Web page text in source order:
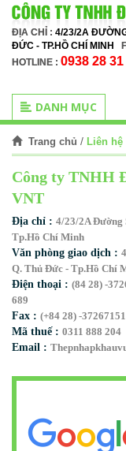
ĐỊA CHỈ : 4/23/2A
ĐỨC - TP.HỒ CHÍ MINH
HOTLINE : 0938 28 31
DANH MỤC
Trang chủ / Liên hệ
Công ty TNHH
VNT
Địa chỉ : 4/23/2A Đường
Tp.Hồ Chí Minh
Văn phòng giao dịch :
Q. Thủ Đức - Tp.Hồ Chí
Điện thoại : (84 28) -
689
Fax : (+84 28) -37267151
Mã thuế : 0311 888 204
Email :